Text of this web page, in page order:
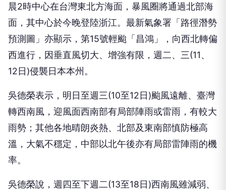
晨2時中心在台灣東北方海面，暴風圈將通過北部海
面，其中心於今晚登陸浙江。最新氣象署「路徑潛勢
預測圖」亦顯示，第15號輕颱「昌鴻」，向西北轉偏
西進行，因垂直風切大、增強有限，週二、三(11、
12日)侵襲日本本州。
吳德榮表示，明日至週三(10至12日)颱風遠離、臺灣
轉西南風，迎風面西南部有局部陣雨或雷雨，有較大
雨勢；其他各地晴朗炎熱、北部及東南部慎防極高
溫，大氣不穩定，中部以北午後亦有局部雷陣雨的機
率。
吳德榮說，週四至下週二(13至18日)西南風雖減弱、